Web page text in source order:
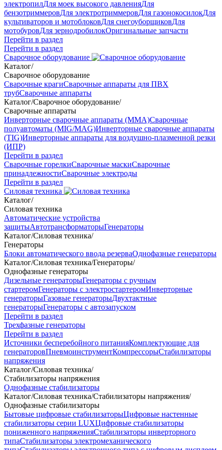
электропилДля моек высокого давленияДля
бензотриммеровДля электротриммеровДля газонокосилокДля
культиваторов и мотоблоковДля снегоуборщиковДля
мотобуровДля зернодробилокОригинальные запчасти
Перейти в раздел
Перейти в раздел
Сварочное оборудование
Каталог/
Сварочное оборудование
Сварочные крагиСварочные аппараты для ПВХ
трубСварочные аппараты
Каталог/Сварочное оборудование/
Сварочные аппараты
Инверторные сварочные аппараты (ММА)Сварочные
полуавтоматы (MIG/MAG)Инверторные сварочные аппараты
(TIG)Инверторные аппараты для воздушно-плазменной резки
(ИПР)
Перейти в раздел
Сварочные горелкиСварочные маскиСварочные
принадлежностиСварочные электроды
Перейти в раздел
Силовая техника
Каталог/
Силовая техника
Автоматические устройства
защитыАвтотрансформаторыГенераторы
Каталог/Силовая техника/
Генераторы
Блоки автоматического ввода резерваОднофазные генераторы
Каталог/Силовая техника/Генераторы/
Однофазные генераторы
Дизельные генераторыГенераторы с ручным
стартеромГенераторы с электростартеромИнверторные
генераторыГазовые генераторыДвухтактные
генераторыГенераторы с автозапуском
Перейти в раздел
Трехфазные генераторы
Перейти в раздел
Источники бесперебойного питанияКомплектующие для
генераторовПневмоинструментКомпрессорыСтабилизаторы
напряжения
Каталог/Силовая техника/
Стабилизаторы напряжения
Однофазные стабилизаторы
Каталог/Силовая техника/Стабилизаторы напряжения/
Однофазные стабилизаторы
Бытовые цифровые стабилизаторыЦифровые настенные
стабилизаторы серии LUXЦифровые стабилизаторы
пониженного напряженияСтабилизаторы инверторного
типаСтабилизаторы электромеханического